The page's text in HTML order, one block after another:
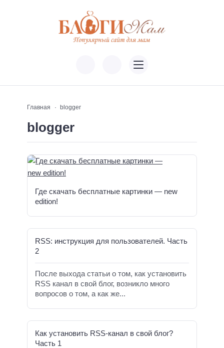
Главная blogger
blogger
Где скачать бесплатные картинки — new
edition!
RSS: инструкция для пользователей. Часть
2
После выхода статьи о том, как установить
RSS канал в свой блог, возникло много
вопросов о том, а как же...
Как установить RSS-канал в свой блог?
Часть 1